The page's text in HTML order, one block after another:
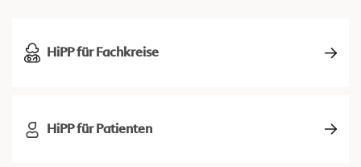
HiPP für Fachkreise
HiPP für Patienten